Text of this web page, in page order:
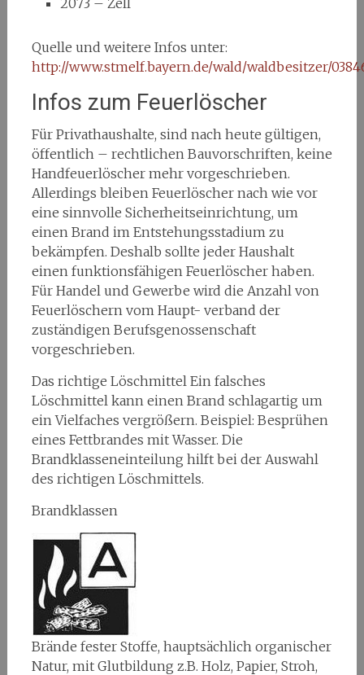
2073 – Zell
Quelle und weitere Infos unter:
http://www.stmelf.bayern.de/wald/waldbesitzer/
Infos zum Feuerlöscher
Für Privathaushalte, sind nach heute gültigen,
öffentlich – rechtlichen Bauvorschriften, keine
Handfeuerlöscher mehr vorgeschrieben.
Allerdings bleiben Feuerlöscher nach wie vor
eine sinnvolle Sicherheitseinrichtung, um
einen Brand im Entstehungsstadium zu
bekämpfen. Deshalb sollte jeder Haushalt
einen funktionsfähigen Feuerlöscher haben.
Für Handel und Gewerbe wird die Anzahl von
Feuerlöschern vom Haupt- verband der
zuständigen Berufsgenossenschaft
vorgeschrieben.
Das richtige Löschmittel Ein falsches
Löschmittel kann einen Brand schlagartig um
ein Vielfaches vergrößern. Beispiel: Besprühen
eines Fettbrandes mit Wasser. Die
Brandklasseneinteilung hilft bei der Auswahl
des richtigen Löschmittels.
Brandklassen
Brände fester Stoffe, hauptsächlich organischer
Natur, mit Glutbildung z.B. Holz, Papier, Stroh,